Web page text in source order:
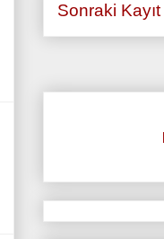
Sonraki Kayıt